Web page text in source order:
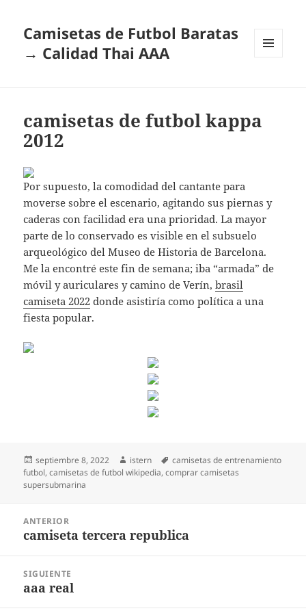
Camisetas de Futbol Baratas
→ Calidad Thai AAA
camisetas de futbol kappa
2012
Por supuesto, la comodidad del cantante para
moverse sobre el escenario, agitando sus piernas y
caderas con facilidad era una prioridad. La mayor
parte de lo conservado es visible en el subsuelo
arqueológico del Museo de Historia de Barcelona.
Me la encontré este fin de semana; iba “armada” de
móvil y auriculares y camino de Verín,brasil
camiseta 2022 donde asistiría como política a una
fiesta popular.
Publicado
el
septiembre 8, 2022 Autor
istern Etiquetas
camisetas de entrenamiento
futbol,camisetas de futbol wikipedia,comprar camisetas
supersubmarina
entradas
ANTERIOR
Entrada
camiseta tercera republica
SIGUIENTE
Entrada
aaa real